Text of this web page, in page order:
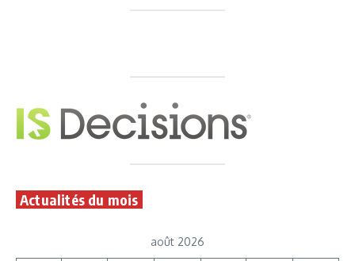
Actualités du mois
août 2026